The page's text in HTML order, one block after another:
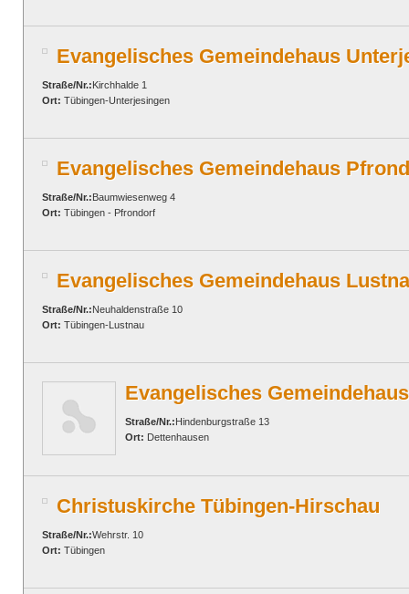
Evangelisches Gemeindehaus
Straße/Nr.:Kirchhalde 1
Ort: Tübingen-Unterjesingen
Evangelisches Gemeindehaus
Straße/Nr.:Baumwiesenweg 4
Ort: Tübingen - Pfrondorf
Evangelisches Gemeindehaus
Straße/Nr.:Neuhaldenstraße 10
Ort: Tübingen-Lustnau
Evangelisches
Straße/Nr.:Hindenburgstraße 13
Ort: Dettenhausen
Christuskirche Tübingen-Hirschau
Straße/Nr.:Wehrstr. 10
Ort: Tübingen